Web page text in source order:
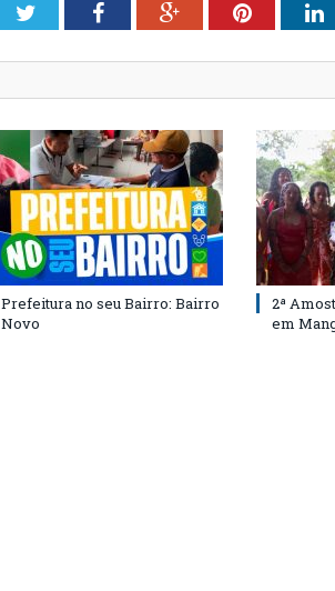
TwitterFacebookGoogle+Pinterest
Prefeitura no seu Bairro: Bairro
Novo
2ª
em